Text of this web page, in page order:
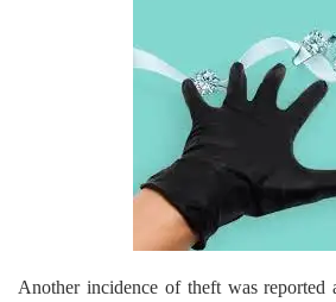
Another incidence of theft was reported